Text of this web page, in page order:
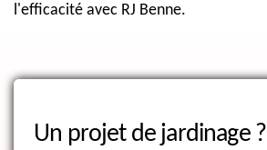
l'efficacité avec RJ Benne.
Un projet de jardinage ?